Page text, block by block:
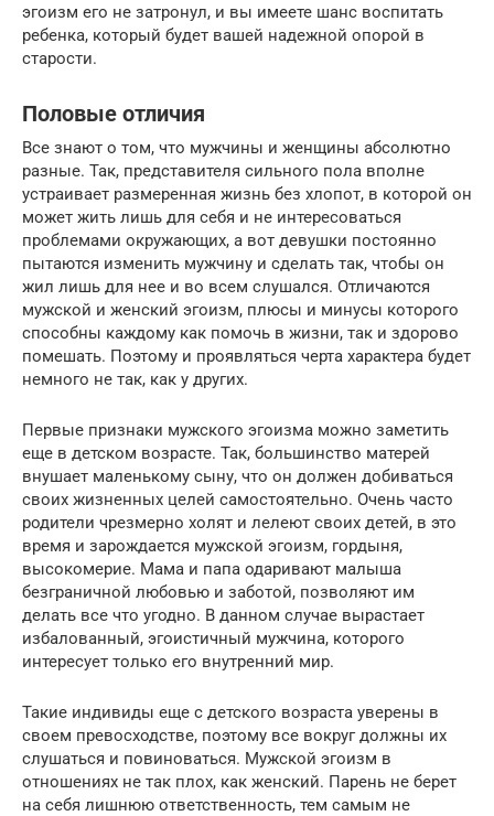
эгоизм его не затронул, и вы имеете шанс воспитать
ребенка, который будет вашей надежной опорой в
старости.
Половые отличия
Все знают о том, что мужчины и женщины абсолютно
разные. Так, представителя сильного пола вполне
устраивает размеренная жизнь без хлопот, в которой он
может жить лишь для себя и не интересоваться
проблемами окружающих, а вот девушки постоянно
пытаются изменить мужчину и сделать так, чтобы он
жил лишь для нее и во всем слушался. Отличаются
мужской и женский эгоизм, плюсы и минусы которого
способны каждому как помочь в жизни, так и здорово
помешать. Поэтому и проявляться черта характера будет
немного не так, как у других.
Первые признаки мужского эгоизма можно заметить
еще в детском возрасте. Так, большинство матерей
внушает маленькому сыну, что он должен добиваться
своих жизненных целей самостоятельно. Очень часто
родители чрезмерно холят и лелеют своих детей, в это
время и зарождается мужской эгоизм, гордыня,
высокомерие. Мама и папа одаривают малыша
безграничной любовью и заботой, позволяют им
делать все что угодно. В данном случае вырастает
избалованный, эгоистичный мужчина, которого
интересует только его внутренний мир.
Такие индивиды еще с детского возраста уверены в
своем превосходстве, поэтому все вокруг должны их
слушаться и повиноваться. Мужской эгоизм в
отношениях не так плох, как женский. Парень не берет
на себя лишнюю ответственность, тем самым не